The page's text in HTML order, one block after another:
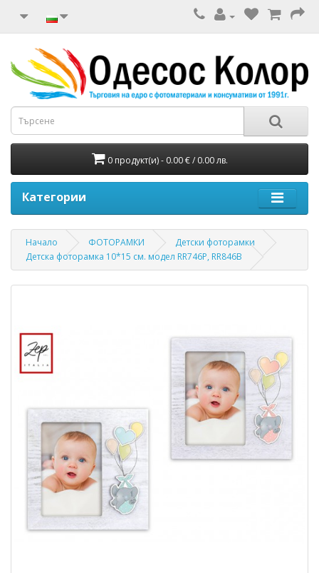
0 продукт(и) - 0.00 € / 0.00 лв.
Категории
Начало ФОТОРАМКИ
Детски фоторамки
Детска фоторамка 10*15 см. модел RR746P, RR846B